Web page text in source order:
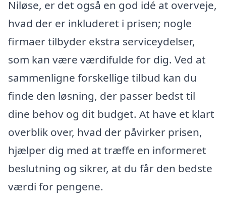
Niløse, er det også en god idé at overveje,
hvad der er inkluderet i prisen; nogle
firmaer tilbyder ekstra serviceydelser,
som kan være værdifulde for dig. Ved at
sammenligne forskellige tilbud kan du
finde den løsning, der passer bedst til
dine behov og dit budget. At have et klart
overblik over, hvad der påvirker prisen,
hjælper dig med at træffe en informeret
beslutning og sikrer, at du får den bedste
værdi for pengene.